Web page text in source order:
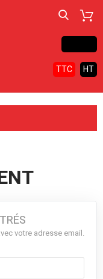
TTC HT
votre adresse email.